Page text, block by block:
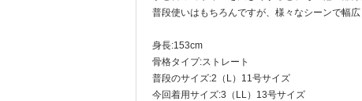
普段使いはもちろんですが、様々なシーンで幅広
身長:153cm
骨格タイプ:ストレート
普段のサイズ:2（L）11号サイズ
今回着用サイズ:3（LL）13号サイズ